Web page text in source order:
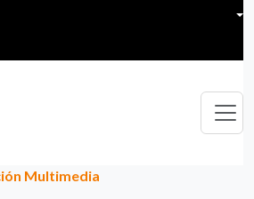
Multimedia